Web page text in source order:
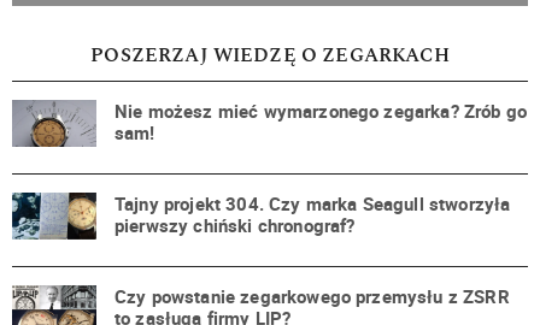
POSZERZAJ WIEDZĘ O ZEGARKACH
Nie możesz mieć wymarzonego zegarka? Zrób go
sam!
Tajny projekt 304. Czy marka Seagull stworzyła
pierwszy chiński chronograf?
Czy powstanie zegarkowego przemysłu z ZSRR
to zasługa firmy LIP?